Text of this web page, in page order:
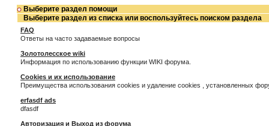
Выберите раздел помощи
Выберите раздел из списка или воспользуйтесь поиском раздела
FAQ
Ответы на часто задаваемые вопросы
Золотолесское wiki
Информация по использованию функции WIKI форума.
Cookies и их использование
Преимущества использования cookies и удаление cookies , установленных
erfasdf ads
dfasdf
Авторизация и Выход из форума